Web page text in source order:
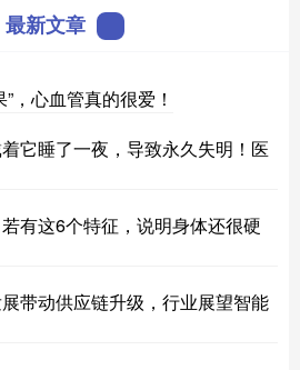
最新文章
，心血管真的很爱！
它睡了一夜，导致永久失明！医
有这6个特征，说明身体还很硬
带动供应链升级，行业展望智能